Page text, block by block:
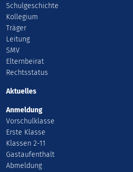
Schulgeschichte
Kollegium
Träger
Leitung
SMV
Elternbeirat
Rechtsstatus
Aktuelles
Anmeldung
Vorschulklasse
Erste Klasse
Klassen 2-11
Gastaufenthalt
Abmeldung